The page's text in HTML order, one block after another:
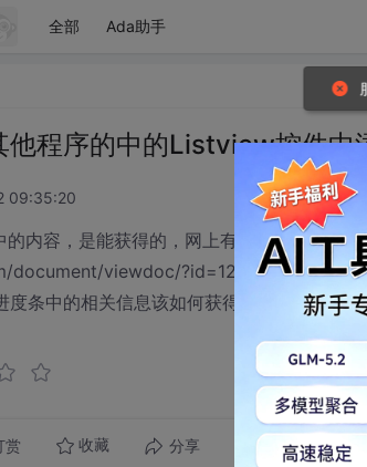
全部 Ada助手
他程序的中的Listview控件中
09:35:20
内容，是能获得的，网上有很多相关代码，
viewdoc/?id=1223中赵大虾的方
条中的相关信息该如何获得呢？
赏 收藏 分享 转发到动态